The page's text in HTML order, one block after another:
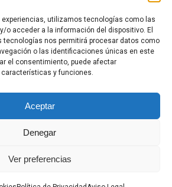
experiencias, utilizamos tecnologías como las
o acceder a la información del dispositivo. El
nos permitirá procesar datos como
o las identificaciones únicas en este
el consentimiento, puede afectar
y funciones.
Aceptar
Denegar
Ver preferencias
1,2 de julio al Nacional de fútbol
1 2